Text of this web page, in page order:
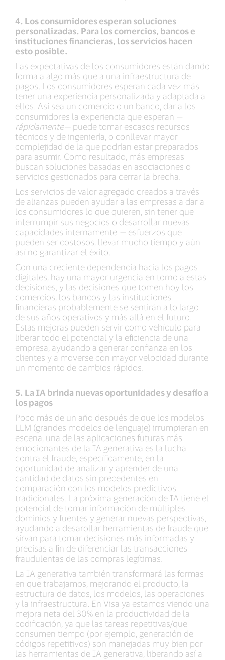
4. Los consumidores esperan soluciones
personalizadas. Para los comercios, bancos e
instituciones financieras, los servicios hacen
esto posible.
Las expectativas de los consumidores están dando
forma a algo más que a una infraestructura de
pagos. Los consumidores esperan cada vez más
tener una experiencia personalizada y adaptada a
ellos. Así sea un comercio o un banco, dar a los
consumidores la experiencia que esperan —
rápidamente— puede tomar escasos recursos
técnicos y de ingeniería, o conllevar mayor
complejidad de la que podrían estar preparados
para asumir. Como resultado, más empresas
buscan soluciones basadas en asociaciones o
servicios gestionados para cerrar la brecha.
Los servicios de valor agregado creados a través
de alianzas pueden ayudar a las empresas a dar a
los consumidores lo que quieren, sin tener que
interrumpir sus negocios o desarrollar nuevas
capacidades internamente — esfuerzos que
pueden ser costosos, llevar mucho tiempo y aún
así no garantizar el éxito.
Con una creciente dependencia hacia los pagos
digitales, hay una mayor urgencia en torno a estas
decisiones, y las decisiones que tomen hoy los
comercios, los bancos y las instituciones
financieras probablemente se sentirán a lo largo
de sus años operativos y más allá en el futuro.
Estas mejoras pueden servir como vehículo para
liberar todo el potencial y la eficiencia de una
empresa, ayudando a generar confianza en los
clientes y a moverse con mayor velocidad durante
un momento de cambios rápidos.
5. La IA brinda nuevas oportunidades y desafío a
los pagos
Poco más de un año después de que los modelos
LLM (grandes modelos de lenguaje) irrumpieran en
escena, una de las aplicaciones futuras más
emocionantes de la IA generativa es la lucha
contra el fraude, específicamente, en la
oportunidad de analizar y aprender de una
cantidad de datos sin precedentes en
comparación con los modelos predictivos
tradicionales. La próxima generación de IA tiene el
potencial de tomar información de múltiples
dominios y fuentes y generar nuevas perspectivas,
ayudando a desarollar herramientas de fraude que
sirvan para tomar decisiones más informadas y
precisas a fin de diferenciar las transacciones
fraudulentas de las compras legítimas.
La IA generativa también transformará las formas
en que trabajamos, mejorando el producto, la
estructura de datos, los modelos, las operaciones
y la infraestructura. En Visa ya estamos viendo una
mejora neta del 30% en la productividad de la
codificación, ya que las tareas repetitivas/que
consumen tiempo (por ejemplo, generación de
códigos repetitivos) son manejadas muy bien por
las herramientas de IA generativa, liberando así a